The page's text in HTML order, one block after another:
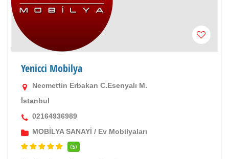
Yenicci Mobilya
Necmettin Erbakan C.Esenyalı M.
İstanbul
02164936989
MOBİLYA SANAYİ / Ev Mobilyaları
(5)